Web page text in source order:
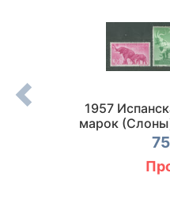
1957
марок